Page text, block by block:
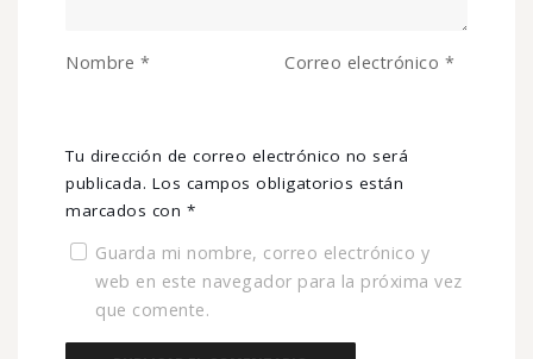
Tu dirección de correo electrónico no será
publicada. Los campos obligatorios están
marcados con *
Nombre * Correo electrónico *
Guarda mi nombre, correo electrónico y
web en este navegador para la próxima vez
que comente.